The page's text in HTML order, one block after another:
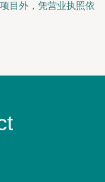
目外，凭营业执照依